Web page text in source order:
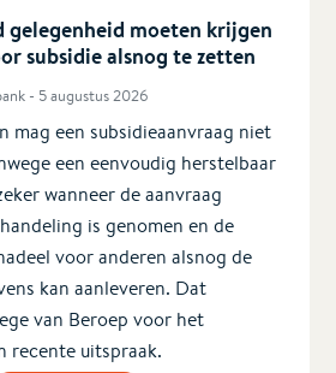
gelegenheid moeten krijgen
subsidie alsnog te zetten
- 5 augustus 2026
mag een subsidieaanvraag niet
een eenvoudig herstelbaar
wanneer de aanvraag
is genomen en de
voor anderen alsnog de
kan aanleveren. Dat
van Beroep voor het
recente uitspraak.